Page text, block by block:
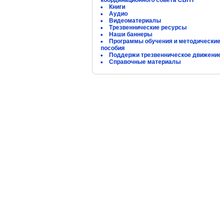
Книги
Аудио
Видеоматериалы
Трезвеннические ресурсы
Наши баннеры
Программы обучения и методические
пособия
Поддержи трезвенническое
Справочные материалы